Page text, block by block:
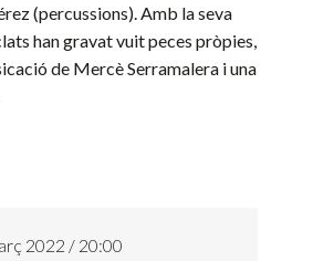
(percussions). Amb la seva
han gravat vuit peces pròpies,
de Mercè Serramalera i una
2022 / 20:00